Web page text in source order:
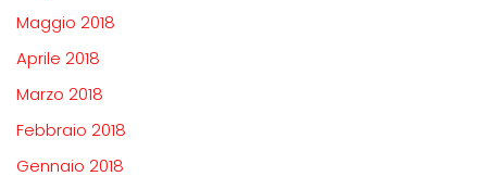
Maggio 2018
Aprile 2018
Marzo 2018
Febbraio 2018
Gennaio 2018